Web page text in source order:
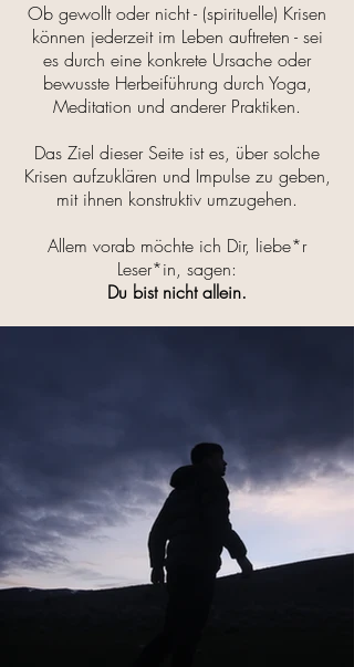
Ob gewollt oder nicht - (spirituelle) Krisen
können jederzeit im Leben auftreten - sei
es durch eine konkrete Ursache oder
bewusste Herbeiführung durch Yoga,
Meditation und anderer Praktiken.
Das Ziel dieser Seite ist es, über solche
Krisen aufzuklären und Impulse zu geben,
mit ihnen konstruktiv umzugehen.
Allem vorab möchte ich Dir, liebe*r
Leser*in, sagen:
Du bist nicht allein.